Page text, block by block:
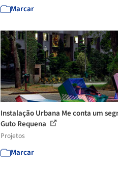
Marcar
Instalação Urbana Me conta um
Guto Requena
Projetos
Marcar